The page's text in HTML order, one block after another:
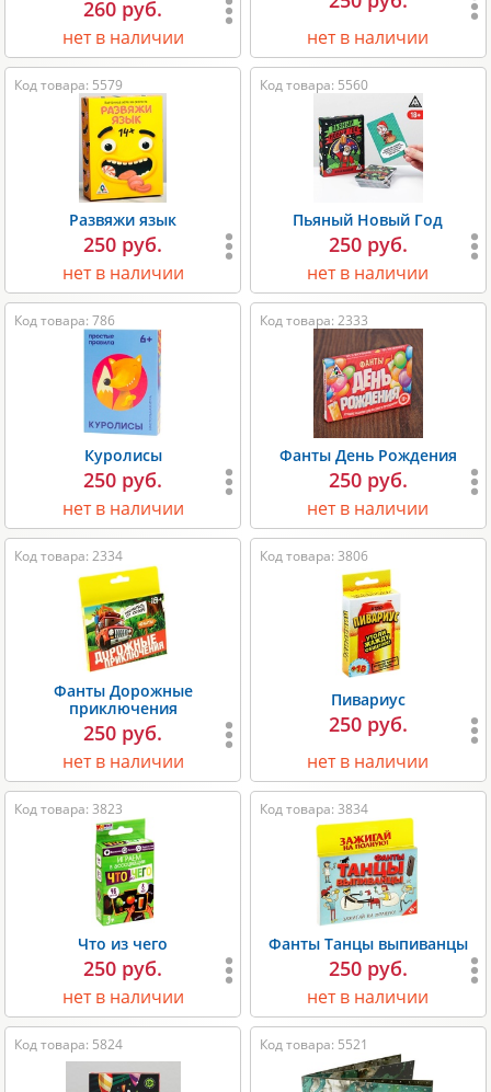
260 руб.
нет в наличии нет в наличии
Код товара: 5579
Развяжи язык
250 руб.
нет в наличии
Код товара: 5560
Пьяный Новый Год
250 руб.
нет в наличии
Код товара: 786
Куролисы
250 руб.
нет в наличии
Код товара: 2333
Фанты День Рождения
250 руб.
нет в наличии
Код товара: 2334
Фанты Дорожные
приключения
250 руб.
нет в наличии
Код товара: 3806
Пивариус
250 руб.
нет в наличии
Код товара: 3823
Что из чего
250 руб.
нет в наличии
Код товара: 3834
Фанты Танцы выпиванцы
250 руб.
нет в наличии
Код товара: 5824 Код товара: 5521